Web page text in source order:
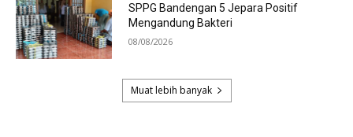
SPPG Bandengan 5 Jepara Positif
Mengandung Bakteri
08/08/2026
Muat lebih banyak